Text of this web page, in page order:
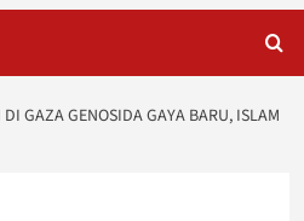
DI GAZA GENOSIDA GAYA BARU, ISLAM